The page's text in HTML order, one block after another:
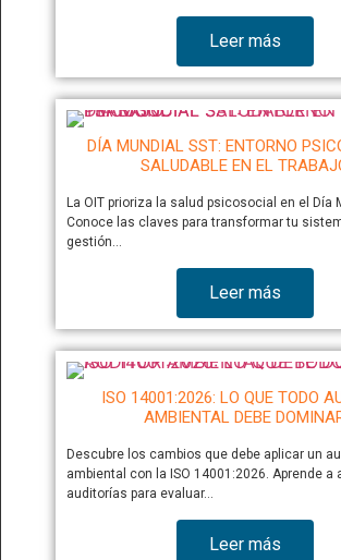
Leer más
DÍA MUNDIAL SST: ENTORNO
SALUDABLE EN EL
La OIT prioriza la salud psicosocial en el Día
Conoce las claves para transformar tu
gestión…
Leer más
ISO 14001:2026: LO QUE TODO
AMBIENTAL DEBE
Descubre los cambios que debe aplicar un
ambiental con la ISO 14001:2026. Aprende a
auditorías para evaluar…
Leer más